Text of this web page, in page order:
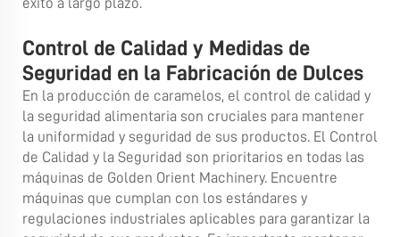
Control de Calidad y Medidas de
Seguridad en la Fabricación de Dulces
En la producción de caramelos, el control de calidad y
la seguridad alimentaria son cruciales para mantener
la uniformidad y seguridad de sus productos. El Control
de Calidad y la Seguridad son prioritarios en todas las
máquinas de Golden Orient Machinery. Encuentre
máquinas que cumplan con los estándares y
regulaciones industriales aplicables para garantizar la